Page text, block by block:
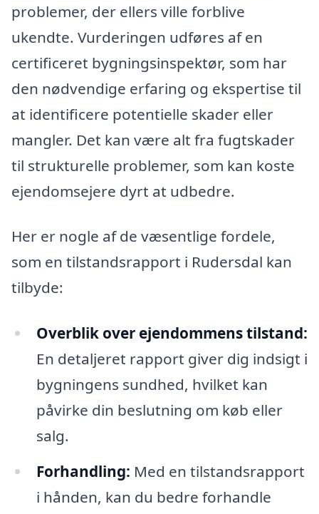
problemer, der ellers ville forblive
ukendte. Vurderingen udføres af en
certificeret bygningsinspektør, som har
den nødvendige erfaring og ekspertise til
at identificere potentielle skader eller
mangler. Det kan være alt fra fugtskader
til strukturelle problemer, som kan koste
ejendomsejere dyrt at udbedre.
Her er nogle af de væsentlige fordele,
som en tilstandsrapport i Rudersdal kan
tilbyde:
Overblik over ejendommens tilstand:
En detaljeret rapport giver dig indsigt i
bygningens sundhed, hvilket kan
påvirke din beslutning om køb eller
salg.
Forhandling: Med en tilstandsrapport
i hånden, kan du bedre forhandle